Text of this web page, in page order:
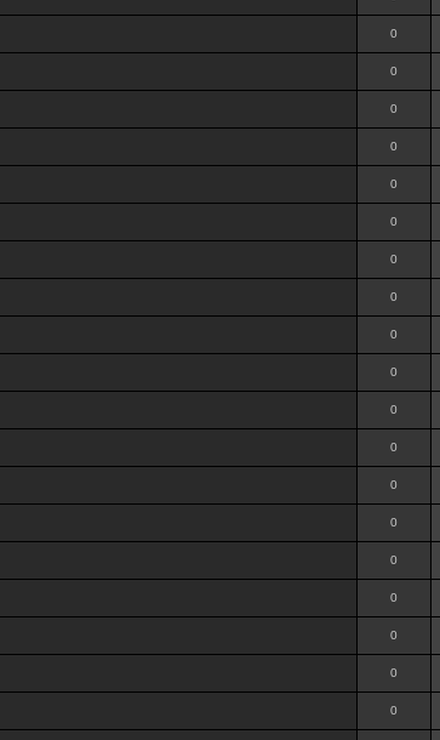
0
0
0
0
0
0
0
0
0
0
0
0
0
0
0
0
0
0
0